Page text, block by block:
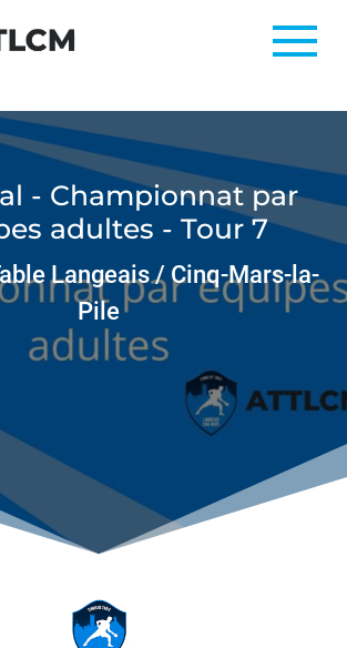
- Championnat par
adultes - Tour 7
Langeais / Cinq-Mars-la-
Pile